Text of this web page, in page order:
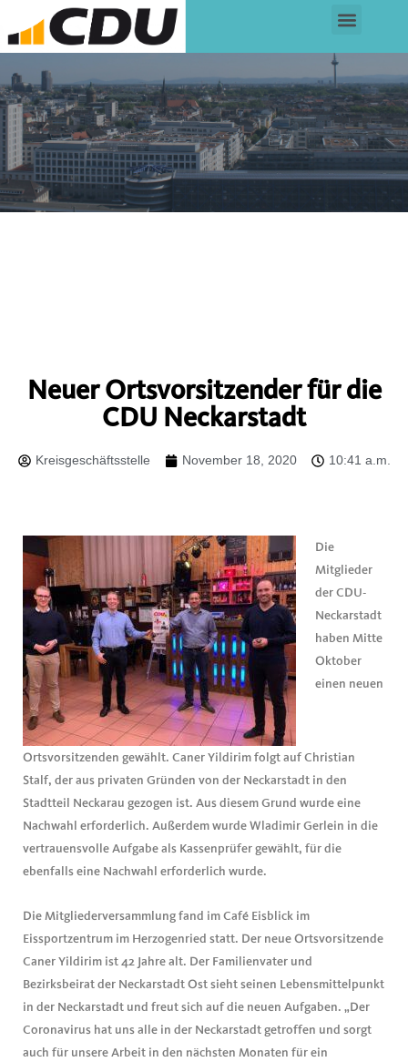
Neuer Ortsvorsitzender für die
CDU Neckarstadt
Kreisgeschäftsstelle November 18, 2020 10:41 a.m.
Die
Mitglieder
der CDU-
Neckarstadt
haben Mitte
Oktober
einen neuen
Ortsvorsitzenden gewählt. Caner Yildirim folgt auf Christian
Stalf, der aus privaten Gründen von der Neckarstadt in den
Stadtteil Neckarau gezogen ist. Aus diesem Grund wurde eine
Nachwahl erforderlich. Außerdem wurde Wladimir Gerlein in die
vertrauensvolle Aufgabe als Kassenprüfer gewählt, für die
ebenfalls eine Nachwahl erforderlich wurde.
Die Mitgliederversammlung fand im Café Eisblick im
Eissportzentrum im Herzogenried statt. Der neue Ortsvorsitzende
Caner Yildirim ist 42 Jahre alt. Der Familienvater und
Bezirksbeirat der Neckarstadt Ost sieht seinen Lebensmittelpunkt
in der Neckarstadt und freut sich auf die neuen Aufgaben. „Der
Coronavirus hat uns alle in der Neckarstadt getroffen und sorgt
auch für unsere Arbeit in den nächsten Monaten für ein